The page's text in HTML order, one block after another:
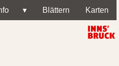
▾ Blättern Karten